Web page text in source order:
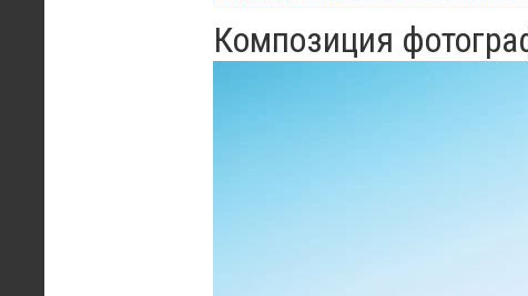
Композиция